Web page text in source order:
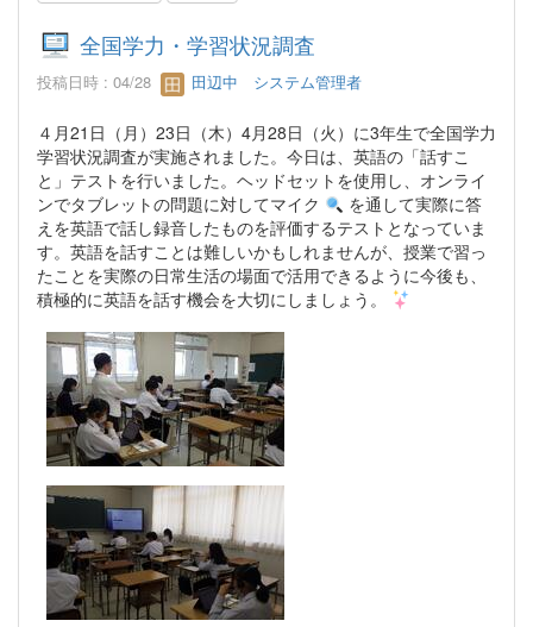
全国学力・学習状況調査
投稿日時 : 04/28 田辺中 システム管理者
４月21日（月）23日（木）4月28日（火）に3年生で全国学力
学習状況調査が実施されました。今日は、英語の「話すこ
と」テストを行いました。ヘッドセットを使用し、オンライ
ンでタブレットの問題に対してマイク
を通して実際に答
えを英語で話し録音したものを評価するテストとなっていま
す。英語を話すことは難しいかもしれませんが、授業で習っ
たことを実際の日常生活の場面で活用できるように今後も、
積極的に英語を話す機会を大切にしましょう。